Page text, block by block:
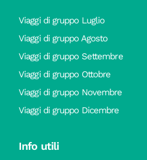
Viaggi di gruppo Luglio
Viaggi di gruppo Agosto
Viaggi di gruppo Settembre
Viaggi di gruppo Ottobre
Viaggi di gruppo Novembre
Viaggi di gruppo Dicembre
Info utili